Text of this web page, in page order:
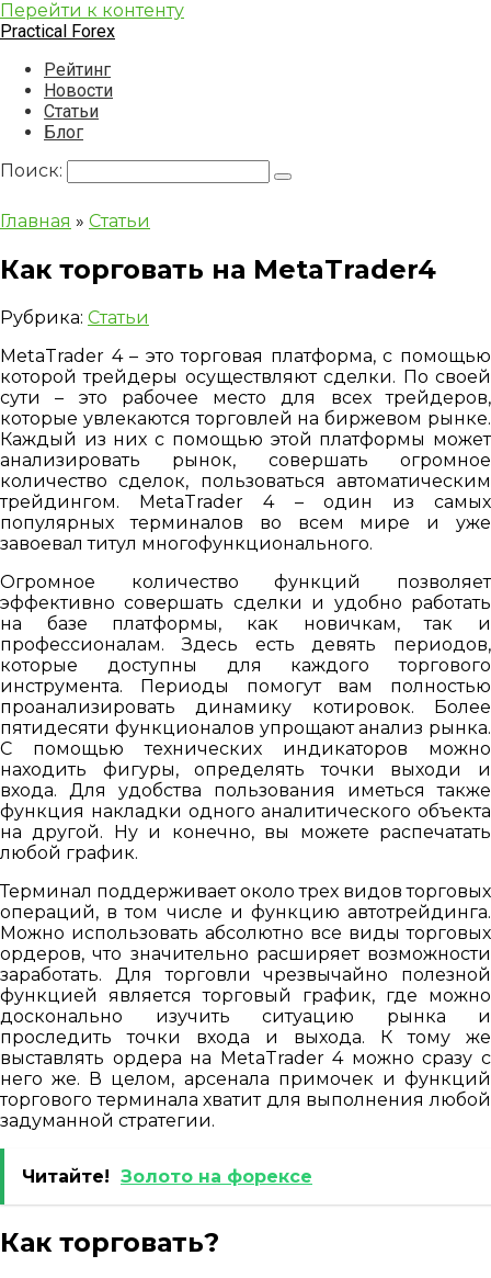
Перейти к контенту
Practical Forex
Рейтинг
Новости
Статьи
Блог
Поиск:
Главная » Статьи
Как торговать на MetaTrader4
Рубрика: Статьи
MetaTrader 4 – это торговая платформа, с помощью
которой трейдеры осуществляют сделки. По своей
сути – это рабочее место для всех трейдеров,
которые увлекаются торговлей на биржевом рынке.
Каждый из них с помощью этой платформы может
анализировать рынок, совершать огромное
количество сделок, пользоваться автоматическим
трейдингом. MetaTrader 4 – один из самых
популярных терминалов во всем мире и уже
завоевал титул многофункционального.
Огромное количество функций позволяет
эффективно совершать сделки и удобно работать
на базе платформы, как новичкам, так и
профессионалам. Здесь есть девять периодов,
которые доступны для каждого торгового
инструмента. Периоды помогут вам полностью
проанализировать динамику котировок. Более
пятидесяти функционалов упрощают анализ рынка.
С помощью технических индикаторов можно
находить фигуры, определять точки выходи и
входа. Для удобства пользования иметься также
функция накладки одного аналитического объекта
на другой. Ну и конечно, вы можете распечатать
любой график.
Терминал поддерживает около трех видов торговых
операций, в том числе и функцию автотрейдинга.
Можно использовать абсолютно все виды торговых
ордеров, что значительно расширяет возможности
заработать. Для торговли чрезвычайно полезной
функцией является торговый график, где можно
досконально изучить ситуацию рынка и
проследить точки входа и выхода. К тому же
выставлять ордера на MetaTrader 4 можно сразу с
него же. В целом, арсенала примочек и функций
торгового терминала хватит для выполнения любой
задуманной стратегии.
Читайте! Золото на форексе
Как торговать?